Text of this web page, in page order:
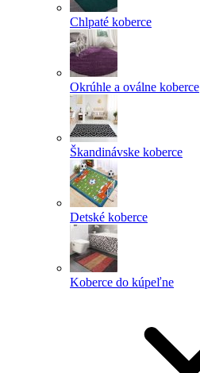
Chlpaté koberce
Okrúhle a oválne koberce
Škandinávske koberce
Detské koberce
Koberce do kúpeľne